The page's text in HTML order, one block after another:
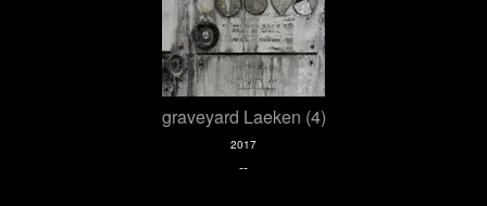
graveyard Laeken (4)
2017
--